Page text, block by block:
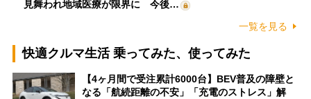
見舞われ地域医療が限界に 今後…
一覧を見る
快適クルマ生活 乗ってみた、使ってみた
【4ヶ月間で受注累計6000台】BEV普及の障壁と
なる「航続距離の不安」「充電のストレス」解